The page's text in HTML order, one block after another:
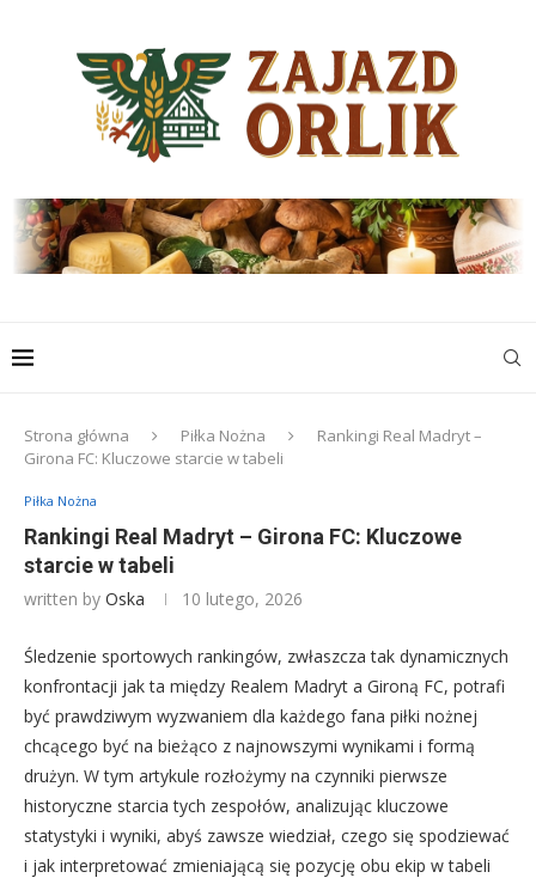
Strona główna Piłka Nożna
Rankingi Real Madryt –
Girona FC: Kluczowe starcie w tabeli
Piłka Nożna
Rankingi Real Madryt – Girona FC: Kluczowe
starcie w tabeli
written by Oska 10 lutego, 2026
Śledzenie sportowych rankingów, zwłaszcza tak dynamicznych
konfrontacji jak ta między Realem Madryt a Gironą FC, potrafi
być prawdziwym wyzwaniem dla każdego fana piłki nożnej
chcącego być na bieżąco z najnowszymi wynikami i formą
drużyn. W tym artykule rozłożymy na czynniki pierwsze
historyczne starcia tych zespołów, analizując kluczowe
statystyki i wyniki, abyś zawsze wiedział, czego się spodziewać
i jak interpretować zmieniającą się pozycję obu ekip w tabeli